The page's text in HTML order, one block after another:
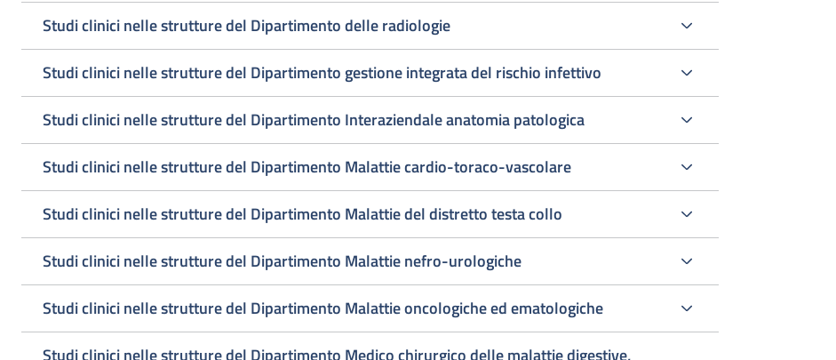
Studi clinici nelle strutture del Dipartimento delle radiologie
Studi clinici nelle strutture del Dipartimento gestione integrata del rischio infettivo
Studi clinici nelle strutture del Dipartimento Interaziendale anatomia patologica
Studi clinici nelle strutture del Dipartimento Malattie cardio-toraco-vascolare
Studi clinici nelle strutture del Dipartimento Malattie del distretto testa collo
Studi clinici nelle strutture del Dipartimento Malattie nefro-urologiche
Studi clinici nelle strutture del Dipartimento Malattie oncologiche ed ematologiche
Studi clinici nelle strutture del Dipartimento Medico chirurgico delle malattie digestive,